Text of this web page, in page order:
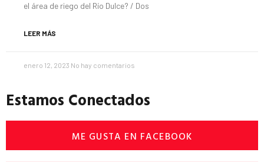
el área de riego del Río Dulce? / Dos
LEER MÁS
enero 12, 2023 No hay comentarios
Estamos Conectados
ME GUSTA EN FACEBOOK